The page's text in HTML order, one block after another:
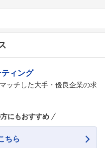
ィング
ッチした大手・優良企業の求
にもおすすめ
ちら